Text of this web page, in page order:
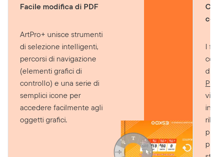
Facile modifica di PDF
ArtPro+ unisce strumenti
di selezione intelligenti,
percorsi di navigazione
(elementi grafici di
controllo) e una serie di
semplici icone per
accedere facilmente agli
oggetti grafici.
I
di